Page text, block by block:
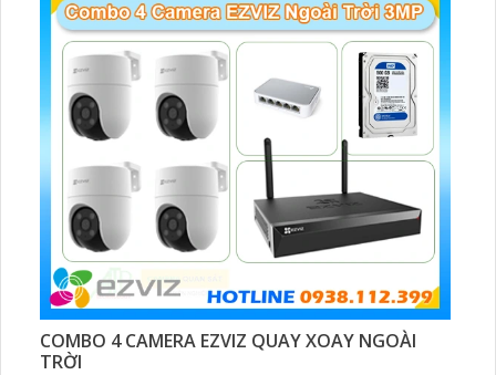
COMBO 4 CAMERA EZVIZ QUAY XOAY NGOÀI
TRỜI